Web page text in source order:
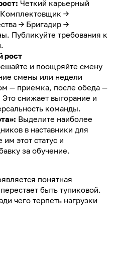
Четкий карьерный
Комплектовщик →
→ Бригадир →
Публикуйте требования к
рост
и поощряйте смену
смены или недели
— приемка, после обеда —
снижает выгорание и
команды.
Выделите наиболее
в наставники для
этот статус и
за обучение.
понятная
быть тупиковой.
чего терпеть нагрузки